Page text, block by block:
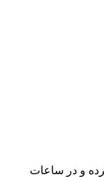
و در ساعات